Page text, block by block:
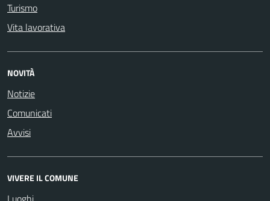
Turismo
Vita lavorativa
NOVITÀ
Notizie
Comunicati
Avvisi
VIVERE IL COMUNE